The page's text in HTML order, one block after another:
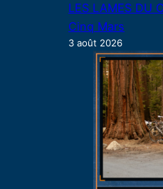
LES LAMES DU
Cinq Mars
3 août 2026